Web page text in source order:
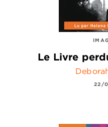
Le Livre
22/